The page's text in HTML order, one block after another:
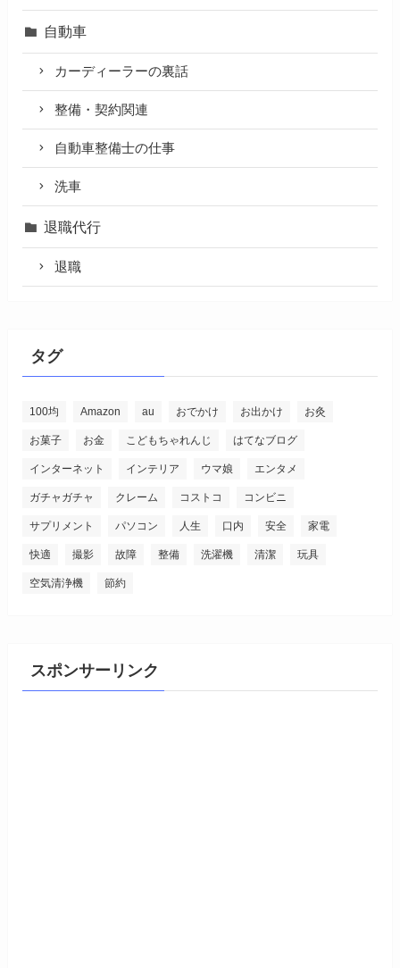
自動車
カーディーラーの裏話
整備・契約関連
自動車整備士の仕事
洗車
退職代行
退職
タグ
100均 Amazon au おでかけ お出かけ お灸
お菓子 お金 こどもちゃれんじ はてなブログ
インターネット インテリア ウマ娘 エンタメ
ガチャガチャ クレーム コストコ コンビニ
サプリメント パソコン 人生 口内 安全 家電
快適 撮影 故障 整備 洗濯機 清潔 玩具
空気清浄機 節約
スポンサーリンク